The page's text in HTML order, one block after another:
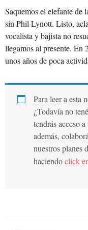
Saquemos el elefante
sin Phil Lynott. Listo,
vocalista y bajista no
llegamos al presente. En
unos años de poca
Para leer a esta
¿Todavía no
tendrás acceso
además,
nuestros planes
haciendoclick